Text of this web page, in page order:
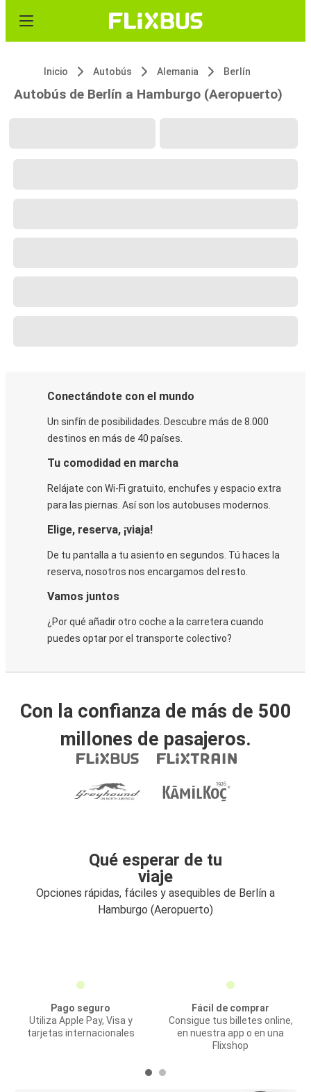
Inicio Autobús Alemania Berlín
Autobús de Berlín a Hamburgo (Aeropuerto)
Conectándote con el mundo
Un sinfín de posibilidades. Descubre más de 8.000
destinos en más de 40 países.
Tu comodidad en marcha
Relájate con Wi-Fi gratuito, enchufes y espacio extra
para las piernas. Así son los autobuses modernos.
Elige, reserva, ¡viaja!
De tu pantalla a tu asiento en segundos. Tú haces la
reserva, nosotros nos encargamos del resto.
Vamos juntos
¿Por qué añadir otro coche a la carretera cuando
puedes optar por el transporte colectivo?
Con la confianza de más de 500
millones de pasajeros.
Qué esperar de tu
viaje
Opciones rápidas, fáciles y asequibles de Berlín a
Hamburgo (Aeropuerto)
Pago seguro
Utiliza Apple Pay, Visa y
tarjetas internacionales
Fácil de comprar
Consigue tus billetes online,
en nuestra app o en una
Flixshop